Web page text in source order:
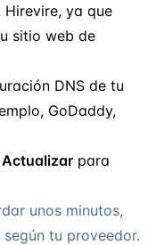
ya que
sitio web de
DNS de tu
GoDaddy,
Actualizar para
unos minutos,
tu proveedor.